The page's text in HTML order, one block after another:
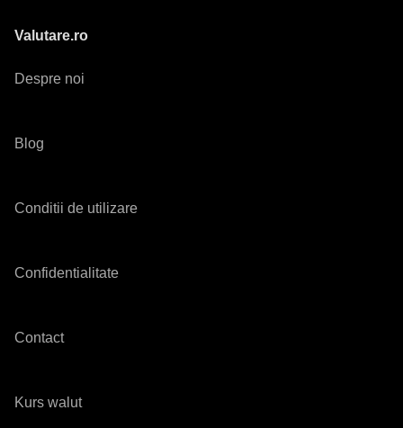
Valutare.ro
Despre noi
Blog
Conditii de utilizare
Confidentialitate
Contact
Kurs walut